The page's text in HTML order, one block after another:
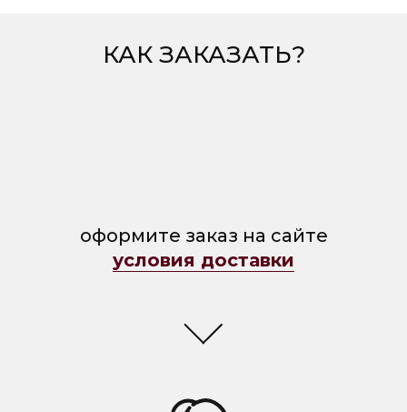
КАК ЗАКАЗАТЬ?
оформите заказ на сайте
условия доставки